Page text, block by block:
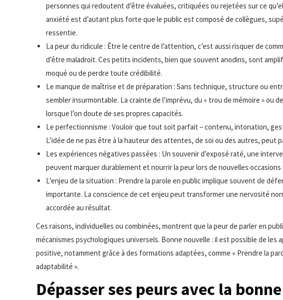
personnes qui redoutent d’être évaluées, critiquées ou rejetées sur ce
anxiété est d’autant plus forte que le public est composé de collègues,
ressentie.
La peur du ridicule : Être le centre de l’attention, c’est aussi risquer de
d’être maladroit. Ces petits incidents, bien que souvent anodins, sont
moqué ou de perdre toute crédibilité.
Le manque de maîtrise et de préparation : Sans technique, structure ou
sembler insurmontable. La crainte de l’imprévu, du « trou de mémoire » ou
lorsque l’on doute de ses propres capacités.
Le perfectionnisme : Vouloir que tout soit parfait – contenu, intonation,
L’idée de ne pas être à la hauteur des attentes, de soi ou des autres, peut
Les expériences négatives passées : Un souvenir d’exposé raté, une
peuvent marquer durablement et nourrir la peur lors de nouvelles occasions
L’enjeu de la situation : Prendre la parole en public implique souvent de
importante. La conscience de cet enjeu peut transformer une nervosité
accordée au résultat.
Ces raisons, individuelles ou combinées, montrent que la peur de parler en
mécanismes psychologiques universels. Bonne nouvelle : il est possible de
positive, notamment grâce à des formations adaptées, comme « Prendre la
adaptabilité ».
Dépasser ses peurs avec la